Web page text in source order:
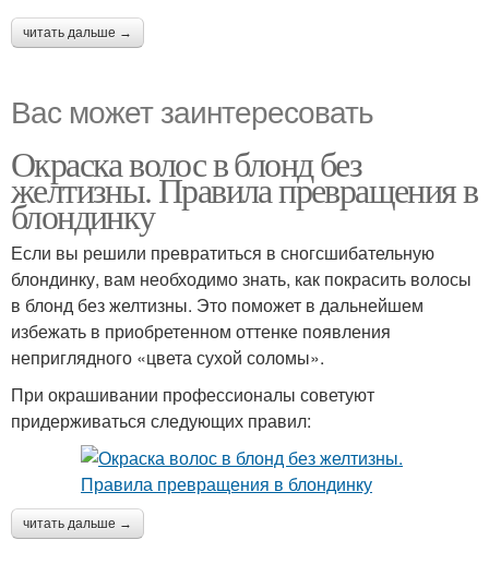
читать дальше →
Вас может заинтересовать
Окраска волос в блонд без
желтизны. Правила превращения в
блондинку
Если вы решили превратиться в сногсшибательную
блондинку, вам необходимо знать, как покрасить волосы
в блонд без желтизны. Это поможет в дальнейшем
избежать в приобретенном оттенке появления
неприглядного «цвета сухой соломы».
При окрашивании профессионалы советуют
придерживаться следующих правил:
читать дальше →